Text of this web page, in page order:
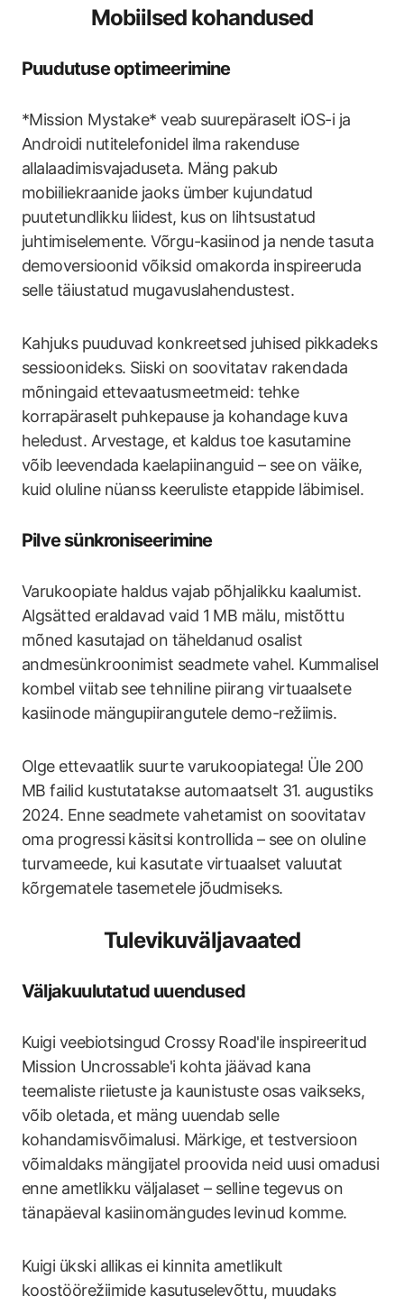
Mobiilsed kohandused
Puudutuse optimeerimine
*Mission Mystake* veab suurepäraselt iOS-i ja
Androidi nutitelefonidel ilma rakenduse
allalaadimisvajaduseta. Mäng pakub
mobiiliekraanide jaoks ümber kujundatud
puutetundlikku liidest, kus on lihtsustatud
juhtimiselemente. Võrgu-kasiinod ja nende tasuta
demoversioonid võiksid omakorda inspireeruda
selle täiustatud mugavuslahendustest.
Kahjuks puuduvad konkreetsed juhised pikkadeks
sessioonideks. Siiski on soovitatav rakendada
mõningaid ettevaatusmeetmeid: tehke
korrapäraselt puhkepause ja kohandage kuva
heledust. Arvestage, et kaldus toe kasutamine
võib leevendada kaelapiinanguid – see on väike,
kuid oluline nüanss keeruliste etappide läbimisel.
Pilve sünkroniseerimine
Varukoopiate haldus vajab põhjalikku kaalumist.
Algsätted eraldavad vaid 1 MB mälu, mistõttu
mõned kasutajad on täheldanud osalist
andmesünkroonimist seadmete vahel. Kummalisel
kombel viitab see tehniline piirang virtuaalsete
kasiinode mängupiirangutele demo-režiimis.
Olge ettevaatlik suurte varukoopiatega! Üle 200
MB failid kustutatakse automaatselt 31. augustiks
2024. Enne seadmete vahetamist on soovitatav
oma progressi käsitsi kontrollida – see on oluline
turvameede, kui kasutate virtuaalset valuutat
kõrgematele tasemetele jõudmiseks.
Tulevikuväljavaated
Väljakuulutatud uuendused
Kuigi veebiotsingud Crossy Road'ile inspireeritud
Mission Uncrossable'i kohta jäävad kana
teemaliste riietuste ja kaunistuste osas vaikseks,
võib oletada, et mäng uuendab selle
kohandamisvõimalusi. Märkige, et testversioon
võimaldaks mängijatel proovida neid uusi omadusi
enne ametlikku väljalaset – selline tegevus on
tänapäeval kasiinomängudes levinud komme.
Kuigi ükski allikas ei kinnita ametlikult
koostöörežiimide kasutuselevõttu, muudaks